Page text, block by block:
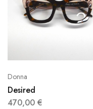
Donna
Desired
470,00 €